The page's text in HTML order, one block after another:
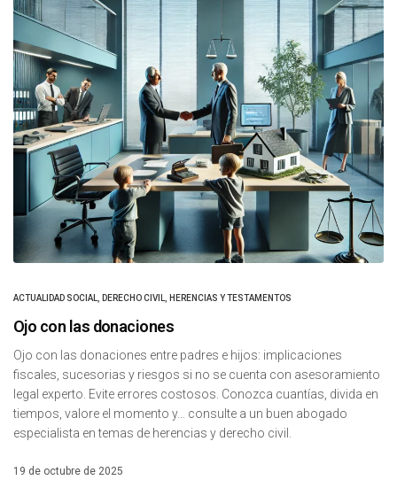
ACTUALIDAD SOCIAL DERECHO CIVIL HERENCIAS Y TESTAMENTOS
Ojo con las donaciones
Ojo con las donaciones entre padres e hijos: implicaciones
fiscales, sucesorias y riesgos si no se cuenta con asesoramiento
legal experto. Evite errores costosos. Conozca cuantías, divida en
tiempos, valore el momento y… consulte a un buen abogado
especialista en temas de herencias y derecho civil.
19 de octubre de 2025